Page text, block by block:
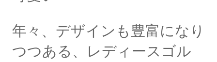
年々、デザインも豊富になり
つつある、レディースゴル